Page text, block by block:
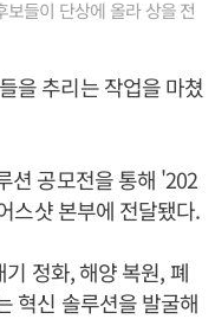
들이 단상에 올라 상을 전
을 추리는 작업을 마쳤
션 공모전을 통해 '202
스샷 본부에 전달됐다.
정화, 해양 복원, 폐
혁신 솔루션을 발굴해